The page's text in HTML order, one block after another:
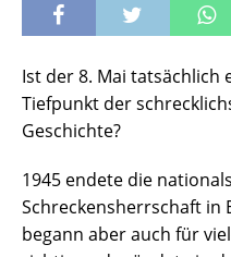
Ist der 8. Mai tatsächlich
Tiefpunkt der
Geschichte?
1945 endete die
Schreckensherrschaft in
begann aber auch für